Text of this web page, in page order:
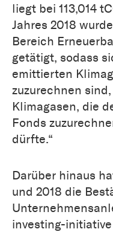
liegt bei 113,014
Jahres 2018
Bereich
getätigt, sodass
emittierten
zuzurechnen
Klimagasen, die
Fonds
dürfte.“
Darüber hinaus
und 2018 die
investing-